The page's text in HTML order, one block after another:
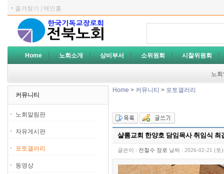
ㆍ 즐겨찾기 메인홈
Home 노회소개 상비부서 소위원회 시찰위원회
노
커뮤니티
노회알림판
자유게시판
포토갤러리
동영상
Home > 커뮤니티 > 포토갤러리
샬롬교회 한양호 담임목사 취임식
글쓴이 : 전철수 장로 날짜 : 2026-02-21 (토